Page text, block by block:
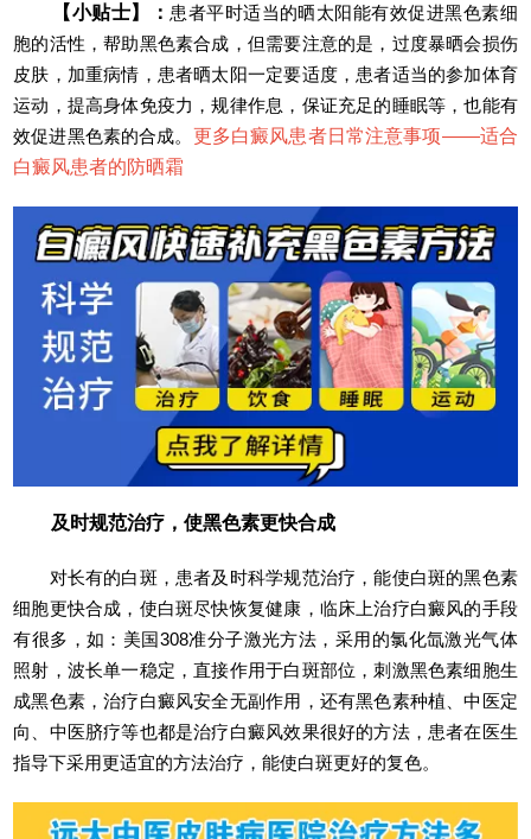
【小贴士】： 患者平时适当的晒太阳能有效促进黑色素细
胞的活性，帮助黑色素合成，但需要注意的是，过度暴晒会损伤
皮肤，加重病情，患者晒太阳一定要适度，患者适当的参加体育
运动，提高身体免疫力，规律作息，保证充足的睡眠等，也能有
效促进黑色素的合成。 更多白癜风患者日常注意事项——适合
白癜风患者的防晒霜
及时规范治疗，使黑色素更快合成
对长有的白斑，患者及时科学规范治疗，能使白斑的黑色素
细胞更快合成，使白斑尽快恢复健康，临床上治疗白癜风的手段
有很多，如：美国308准分子激光方法，采用的氯化氙激光气体
照射，波长单一稳定，直接作用于白斑部位，刺激黑色素细胞生
成黑色素，治疗白癜风安全无副作用，还有黑色素种植、中医定
向、中医脐疗等也都是治疗白癜风效果很好的方法，患者在医生
指导下采用更适宜的方法治疗，能使白斑更好的复色。